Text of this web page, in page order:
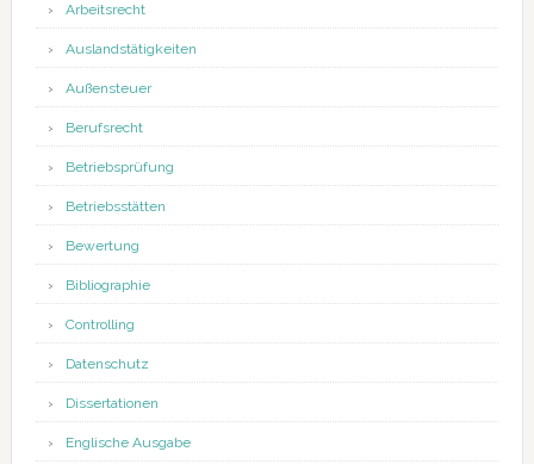
Arbeitsrecht
Auslandstätigkeiten
Außensteuer
Berufsrecht
Betriebsprüfung
Betriebsstätten
Bewertung
Bibliographie
Controlling
Datenschutz
Dissertationen
Englische Ausgabe